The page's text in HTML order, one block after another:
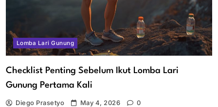
Lomba Lari Gunung
Checklist Penting Sebelum Ikut Lomba Lari
Gunung Pertama Kali
Diego Prasetyo May 4, 2026 0